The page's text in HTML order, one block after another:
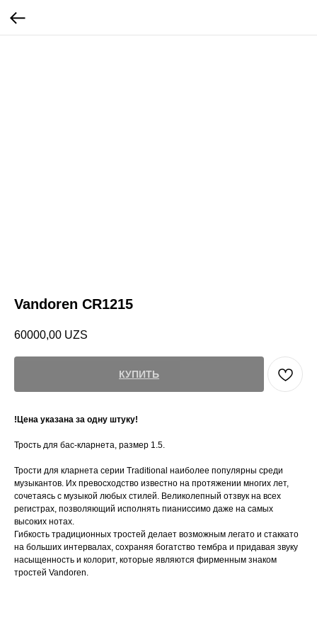
Vandoren CR1215
60000,00 UZS
КУПИТЬ
!Цена указана за одну штуку!
Трость для бас-кларнета, размер 1.5.
Трости для кларнета серии Traditional наиболее популярны среди
музыкантов. Их превосходство известно на протяжении многих лет,
сочетаясь с музыкой любых стилей. Великолепный отзвук на всех
регистрах, позволяющий исполнять пианиссимо даже на самых
высоких нотах.
Гибкость традиционных тростей делает возможным легато и стаккато
на больших интервалах, сохраняя богатство тембра и придавая звуку
насыщенность и колорит, которые являются фирменным знаком
тростей Vandoren.